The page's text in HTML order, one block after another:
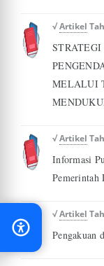
√Artikel
MELALUI
√Artikel
Informasi
Pemerintah
√Artikel
Pengakuan